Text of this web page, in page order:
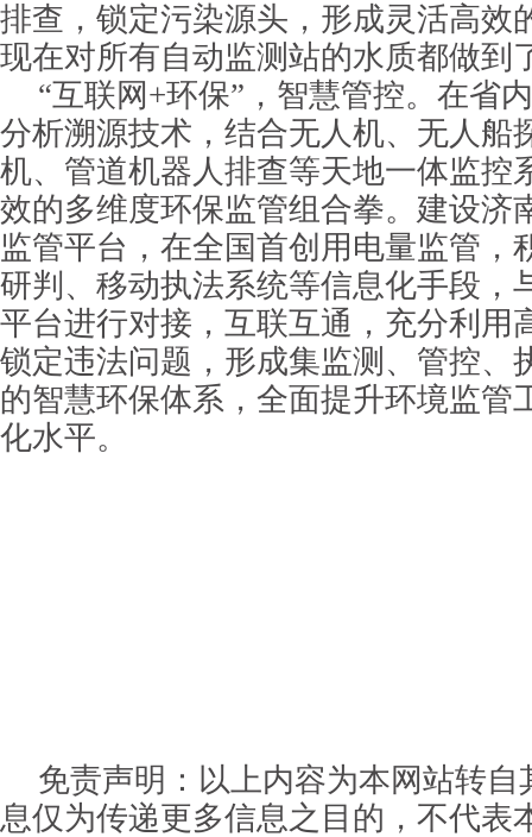
排查，锁定污染源头，形成灵活高效
现在对所有自动监测站的水质都做到
“互联网+环保”，智慧管控。在省
分析溯源技术，结合无人机、无人船
机、管道机器人排查等天地一体监控
效的多维度环保监管组合拳。建设济
监管平台，在全国首创用电量监管，
研判、移动执法系统等信息化手段，
平台进行对接，互联互通，充分利用
锁定违法问题，形成集监测、管控、
的智慧环保体系，全面提升环境监管
化水平。
免责声明：以上内容为本网站转自
息仅为传递更多信息之目的，不代表